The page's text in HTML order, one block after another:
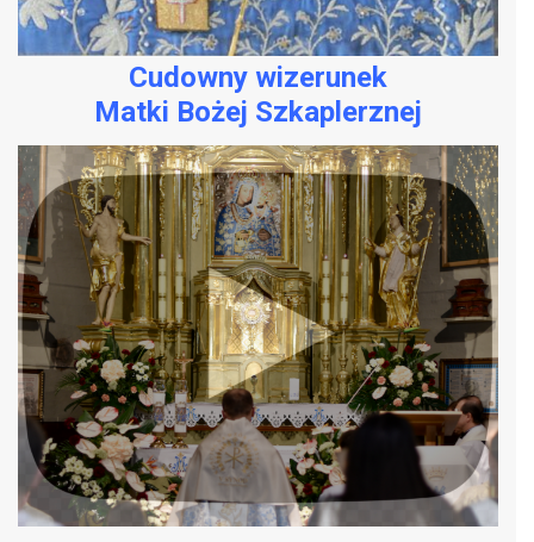
Cudowny wizerunek
Matki Bożej Szkaplerznej